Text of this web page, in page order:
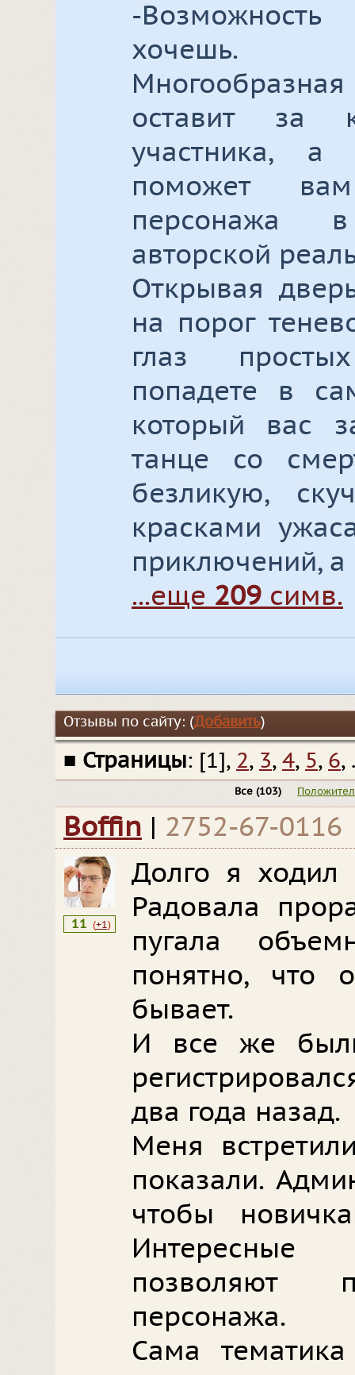
-
хочешь.
оставит за
участника, а
поможет
персонажа
авторской
Открывая
на порог
глаз
попадете в
который вас
танце со
безликую,
красками
приключений,
...еще 209 симв.
Отзывы по сайту: (Добавить)
■ Страницы: [1], 2, 3, 4, 5, 6,
Все (103)
Boffin | 2752-67-0116
11 (+1)
Долго я ходил
Радовала
пугала
понятно, что
бывает.
И все же
два года назад.
Меня
показали.
чтобы
позволяют
персонажа.
Сама